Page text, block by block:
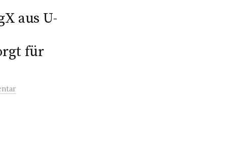
aus U-
für